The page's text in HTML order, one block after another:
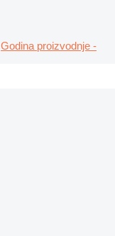
Godina proizvodnje -